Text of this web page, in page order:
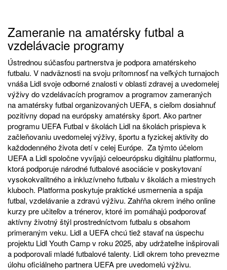
Zameranie na amatérsky futbal a
vzdelávacie programy
Ústrednou súčasťou partnerstva je podpora amatérskeho
futbalu. V nadväznosti na svoju prítomnosť na veľkých turnajoch
vnáša Lidl svoje odborné znalosti v oblasti zdravej a uvedomelej
výživy do vzdelávacích programov a programov zameraných
na amatérsky futbal organizovaných UEFA, s cieľom dosiahnuť
pozitívny dopad na európsky amatérsky šport. Ako partner
programu UEFA Futbal v školách Lidl na školách prispieva k
začleňovaniu uvedomelej výživy, športu a fyzickej aktivity do
každodenného života detí v celej Európe. Za týmto účelom
UEFA a Lidl spoločne vyvíjajú celoeurópsku digitálnu platformu,
ktorá podporuje národné futbalové asociácie v poskytovaní
vysokokvalitného a inkluzívneho futbalu v školách a miestnych
kluboch. Platforma poskytuje praktické usmernenia a spája
futbal, vzdelávanie a zdravú výživu. Zahŕňa okrem iného online
kurzy pre učiteľov a trénerov, ktoré im pomáhajú podporovať
aktívny životný štýl prostredníctvom futbalu s obsahom
primeraným veku. Lidl a UEFA chcú tiež stavať na úspechu
projektu Lidl Youth Camp v roku 2025, aby udržateľne inšpirovali
a podporovali mladé futbalové talenty. Lidl okrem toho prevezme
úlohu oficiálneho partnera UEFA pre uvedomelú výživu.